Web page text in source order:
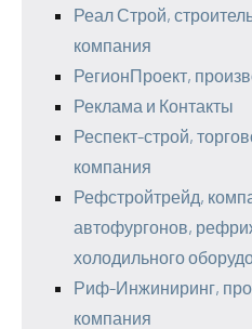
Реал Строй,
компания
РегионПроект,
Реклама и Контакты
Респект-строй,
компания
Рефстройтрейд,
автофургонов,
холодильного
Риф-Инжиниринг,
компания